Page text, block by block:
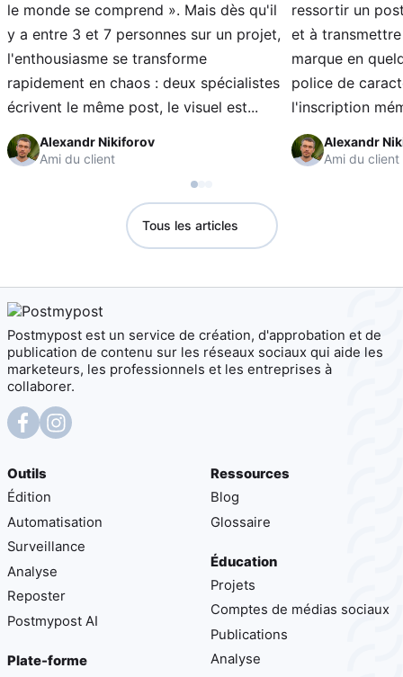
le monde se comprend ». Mais dès qu'il
y a entre 3 et 7 personnes sur un projet,
l'enthousiasme se transforme
rapidement en chaos : deux spécialistes
écrivent le même post, le visuel est...
Alexandr Nikiforov
Ami du client
ressortir un
et à
marque en
police de
l'inscription
Alexandr
Ami du client
Tous les articles
Postmypost est un service de création, d'approbation et de
publication de contenu sur les réseaux sociaux qui aide les
marketeurs, les professionnels et les entreprises à
collaborer.
Outils
Édition
Automatisation
Surveillance
Analyse
Reposter
Postmypost AI
Plate-forme
Ressources
Blog
Glossaire
Éducation
Projets
Comptes de médias sociaux
Publications
Analyse